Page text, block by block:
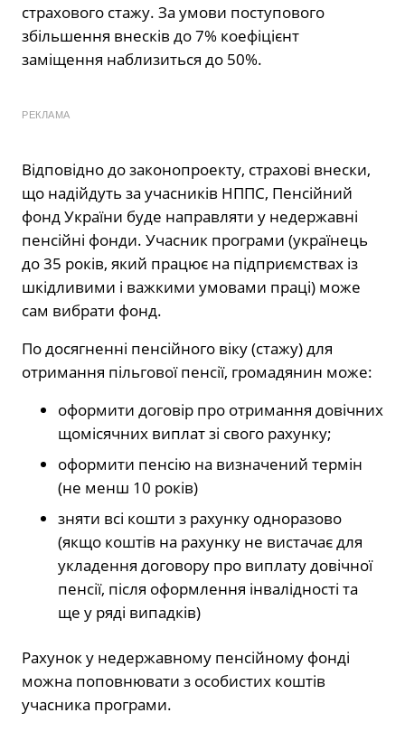
страхового стажу. За умови поступового
збільшення внесків до 7% коефіцієнт
заміщення наблизиться до 50%.
РЕКЛАМА
Відповідно до законопроекту, страхові внески,
що надійдуть за учасників НППС, Пенсійний
фонд України буде направляти у недержавні
пенсійні фонди. Учасник програми (українець
до 35 років, який працює на підприємствах із
шкідливими і важкими умовами праці) може
сам вибрати фонд.
По досягненні пенсійного віку (стажу) для
отримання пільгової пенсії, громадянин може:
оформити договір про отримання довічних
щомісячних виплат зі свого рахунку;
оформити пенсію на визначений термін
(не менш 10 років)
зняти всі кошти з рахунку одноразово
(якщо коштів на рахунку не вистачає для
укладення договору про виплату довічної
пенсії, після оформлення інвалідності та
ще у ряді випадків)
Рахунок у недержавному пенсійному фонді
можна поповнювати з особистих коштів
учасника програми.